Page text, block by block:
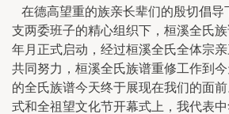
在德高望重的族亲长辈们的殷切倡导
支两委班子的精心组织下，桓溪全氏
年月正式启动，经过桓溪全氏全体宗
共同努力，桓溪全氏族谱重修工作到
的全氏族谱今天终于展现在我们的面
式和全祖望文化节开幕式上，我代表